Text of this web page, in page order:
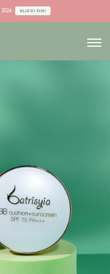
KLIK DI SINI